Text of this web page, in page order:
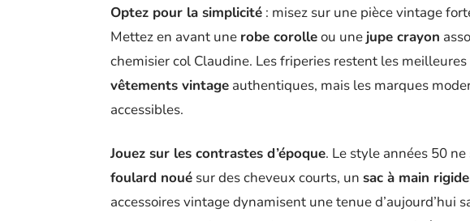
Optez pour la simplicité : misez sur une pièce vintage
Mettez en avant une robe corolleou une jupe crayon
chemisier col Claudine. Les friperies restent les
vêtements vintage authentiques, mais les marques
accessibles.
Jouez sur les contrastes d’époque. Le style années 50
foulard noué sur des cheveux courts, un sac à main rigide
accessoires vintage dynamisent une tenue d’aujourd’hui